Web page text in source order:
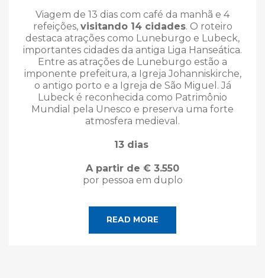
Viagem de 13 dias com café da manhã e 4
refeições, visitando 14 cidades. O roteiro
destaca atrações como Luneburgo e Lubeck,
importantes cidades da antiga Liga Hanseática.
Entre as atrações de Luneburgo estão a
imponente prefeitura, a Igreja Johanniskirche,
o antigo porto e a Igreja de São Miguel. Já
Lubeck é reconhecida como Patrimônio
Mundial pela Unesco e preserva uma forte
atmosfera medieval.
13 dias
A partir de € 3.550
por pessoa em duplo
READ MORE